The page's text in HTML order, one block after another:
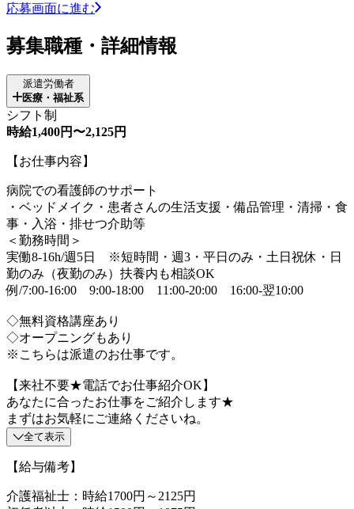
応募画面に進む
募集職種・詳細情報
派遣労働者
医療・福祉系
シフト制
時給1,400円〜2,125円
【お仕事内容】
病院での看護師のサポート
・ベッドメイク・患者さんの生活支援・備品管理・清掃・食
事・入浴・排せつ介助等
＜勤務時間＞
実働8-16h/週5日 ※短時間・週3・平日のみ・土日祝休・日
勤のみ（夜勤のみ）扶養内も相談OK
例/7:00-16:00 9:00-18:00 11:00-20:00 16:00-翌10:00
◇無料資格講座あり
◇オープニングもあり
※こちらは派遣のお仕事です。
【来社不要★電話でお仕事紹介OK】
あなたに合ったお仕事をご紹介します★
まずはお気軽にご連絡くださいね。
全て表示
【給与備考】
介護福祉士：時給1700円～2125円